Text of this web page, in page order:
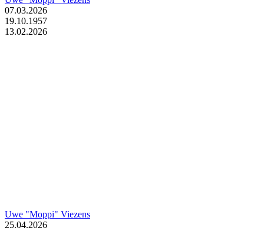
07.03.2026
19.10.1957
13.02.2026
Uwe "Moppi" Viezens
25.04.2026